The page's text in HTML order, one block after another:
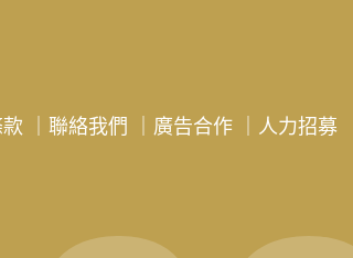
｜聯絡我們 廣告合作 人力招募